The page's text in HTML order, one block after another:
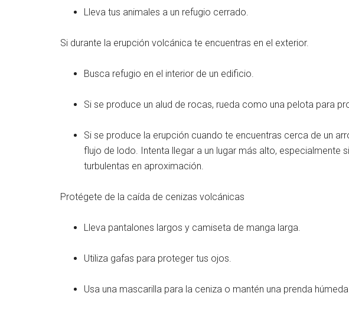
Lleva tus animales a un refugio cerrado.
Si durante la erupción volcánica te encuentras en el exterior.
Busca refugio en el interior de un edificio.
Si se produce un alud de rocas, rueda como una pelota para
Si se produce la erupción cuando te encuentras cerca de un
flujo de lodo. Intenta llegar a un lugar más alto, especialmente
turbulentas en aproximación.
Protégete de la caída de cenizas volcánicas
Lleva pantalones largos y camiseta de manga larga.
Utiliza gafas para proteger tus ojos.
Usa una mascarilla para la ceniza o mantén una prenda